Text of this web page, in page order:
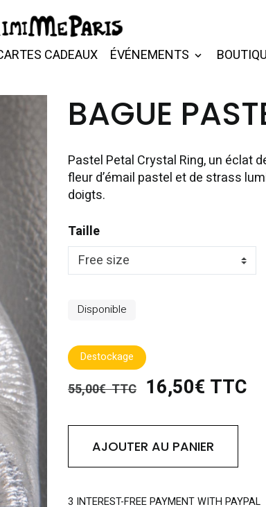
CADEAUX ÉVÉNEMENTS
BAGUE
Pastel Petal Crystal Ring, un éclat
fleur d’émail pastel et de strass
doigts.
Taille
Disponible
Destockage
55,00€ TTC 16,50€ TTC
AJOUTER AU PANIER
3 INTEREST-FREE PAYMENT WITH PAYPAL